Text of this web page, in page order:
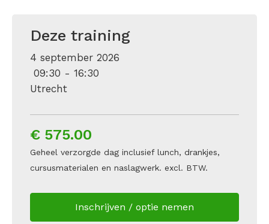
Deze training
4 september 2026
09:30 - 16:30
Utrecht
€ 575.00
Geheel verzorgde dag inclusief lunch, drankjes,
cursusmaterialen en naslagwerk. excl. BTW.
Inschrijven / optie nemen